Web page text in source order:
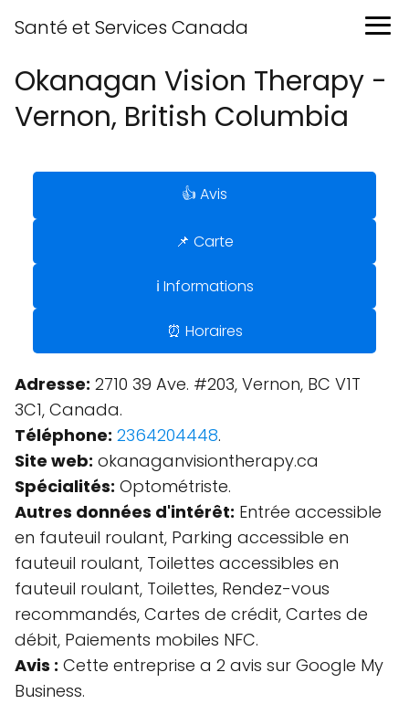
Santé et Services Canada
Okanagan Vision Therapy -
Vernon, British Columbia
👍 Avis
📌 Carte
ℹ️ Informations
⏰ Horaires
Adresse: 2710 39 Ave. #203, Vernon, BC V1T
3C1, Canada.
Téléphone: 2364204448.
Site web: okanaganvisiontherapy.ca
Spécialités: Optométriste.
Autres données d'intérêt: Entrée accessible
en fauteuil roulant, Parking accessible en
fauteuil roulant, Toilettes accessibles en
fauteuil roulant, Toilettes, Rendez-vous
recommandés, Cartes de crédit, Cartes de
débit, Paiements mobiles NFC.
Avis : Cette entreprise a 2 avis sur Google My
Business.